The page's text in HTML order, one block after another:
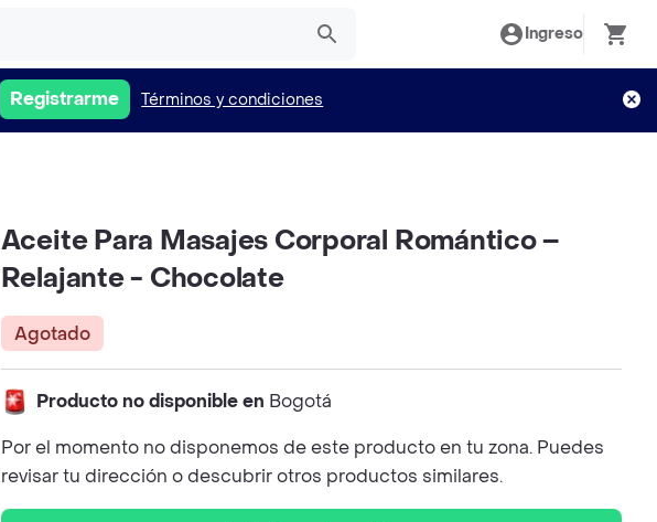
Ingreso
Registrarme Términos y condiciones
Aceite Para Masajes Corporal Romántico –
Relajante - Chocolate
Agotado
Producto no disponible en Bogotá
Por el momento no disponemos de este producto en tu zona. Puedes
revisar tu dirección o descubrir otros productos similares.